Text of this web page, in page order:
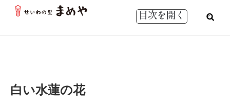
目次を開く
白い水蓮の花